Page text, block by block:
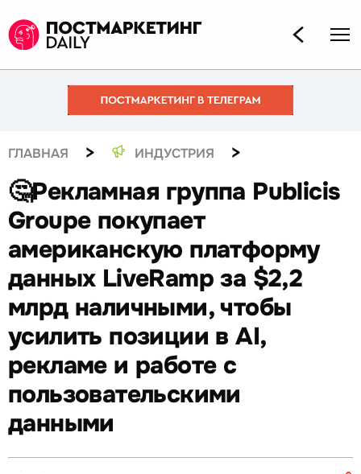
ГЛАВНАЯ > ИНДУСТРИЯ >
🤔Рекламная группа Publicis
Groupe покупает
американскую платформу
данных LiveRamp за $2,2
млрд наличными, чтобы
усилить позиции в AI,
рекламе и работе с
пользовательскими
данными